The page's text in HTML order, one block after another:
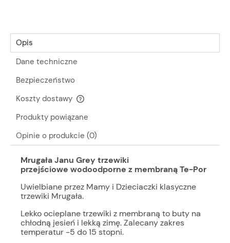
Opis
Dane techniczne
Bezpieczeństwo
Koszty dostawy
Cena nie zawiera ewentualnych kosztów płatności
Produkty powiązane
Opinie o produkcie (0)
Mrugała Janu Grey trzewiki
przejściowe wodoodporne z membraną Te-Por
Uwielbiane przez Mamy i Dzieciaczki klasyczne
trzewiki Mrugała.
Lekko ocieplane trzewiki z membraną to buty na
chłodną jesień i lekką zimę. Zalecany zakres
temperatur -5 do 15 stopni.